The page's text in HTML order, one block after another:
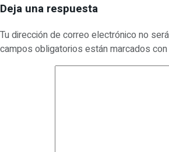
Deja una respuesta
Tu dirección de correo electrónico no
campos obligatorios están marcados con